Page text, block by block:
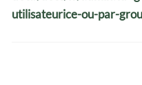
utilisateurice-ou-par-